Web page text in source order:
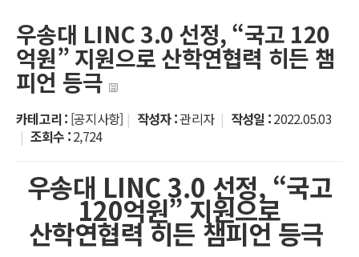
우송대 LINC 3.0 선정, “국고 120
억원” 지원으로 산학연협력 히든 챔
피언 등극
카테고리 : [공지사항] | 작성자 :관리자 | 작성일 :2022.05.03
| 조회수 :2,724
우송대 LINC 3.0 선정, “국고
120억원” 지원으로
산학연협력 히든 챔피언 등극